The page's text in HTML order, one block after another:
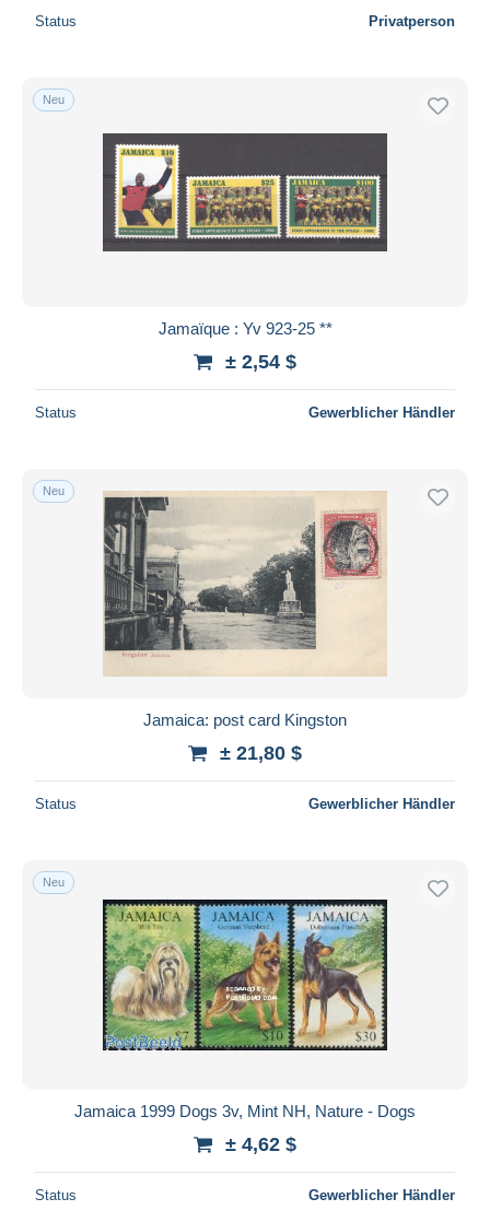
Status Privatperson
Neu
Jamaïque : Yv 923-25 **
± 2,54 $
Status Gewerblicher Händler
Neu
Jamaica: post card Kingston
± 21,80 $
Status Gewerblicher Händler
Neu
Jamaica 1999 Dogs 3v, Mint NH, Nature - Dogs
± 4,62 $
Status Gewerblicher Händler